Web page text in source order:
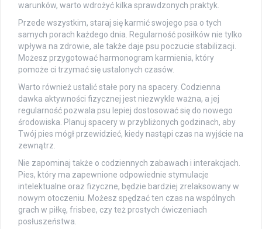
warunków, warto wdrożyć kilka sprawdzonych praktyk.
Przede wszystkim, staraj się karmić swojego psa o tych
samych porach każdego dnia. Regularność posiłków nie tylko
wpływa na zdrowie, ale także daje psu poczucie stabilizacji.
Możesz przygotować harmonogram karmienia, który
pomoże ci trzymać się ustalonych czasów.
Warto również ustalić stałe pory na spacery. Codzienna
dawka aktywności fizycznej jest niezwykle ważna, a jej
regularność pozwala psu lepiej dostosować się do nowego
środowiska. Planuj spacery w przybliżonych godzinach, aby
Twój pies mógł przewidzieć, kiedy nastąpi czas na wyjście na
zewnątrz.
Nie zapominaj także o codziennych zabawach i interakcjach.
Pies, który ma zapewnione odpowiednie stymulacje
intelektualne oraz fizyczne, będzie bardziej zrelaksowany w
nowym otoczeniu. Możesz spędzać ten czas na wspólnych
grach w piłkę, frisbee, czy też prostych ćwiczeniach
posłuszeństwa.